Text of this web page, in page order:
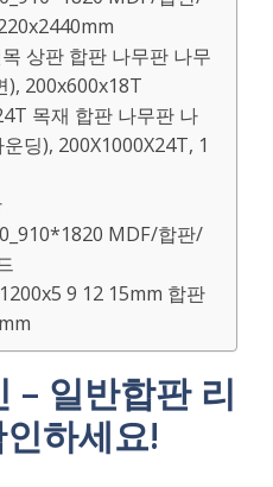
상판 합판 나무판 나무
), 200x600x18T
목재 합판 나무판 나
딩), 200X1000X24T, 1
MDF/합판/
9 12 15mm 합판
– 일반합판 리
하세요!